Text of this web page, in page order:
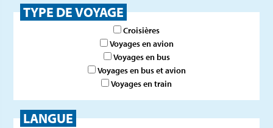
TYPE DE VOYAGE
Croisières
Voyages en avion
Voyages en bus
Voyages en bus et avion
Voyages en train
LANGUE